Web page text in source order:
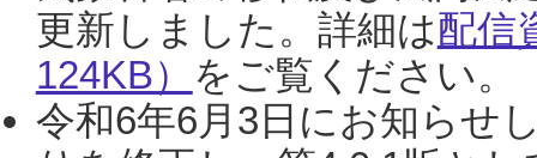
更新しました。詳細は配信
124KB） をご覧ください。
令和6年6月3日にお知らせ